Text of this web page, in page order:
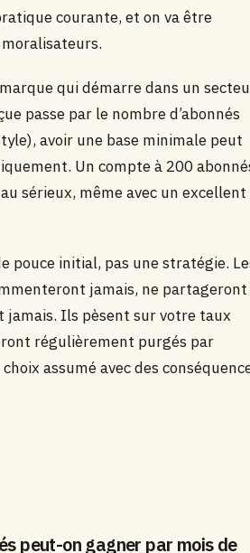
courante, et on va être
qui démarre dans un
passe par le nombre d’abonnés
avoir une base minimale peut
Un compte à 200
sérieux, même avec un excellent
pouce initial, pas une stratégie.
jamais, ne partageront
jamais. Ils pèsent sur votre taux
régulièrement purgés par
assumé avec des
peut-on gagner par mois de